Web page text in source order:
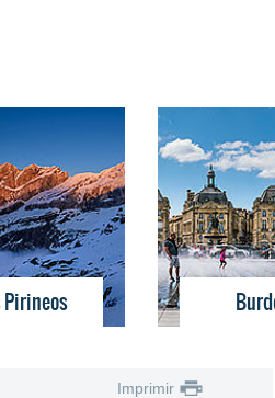
Imprimir